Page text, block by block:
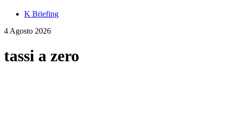
K Briefing
4 Agosto 2026
tassi a zero